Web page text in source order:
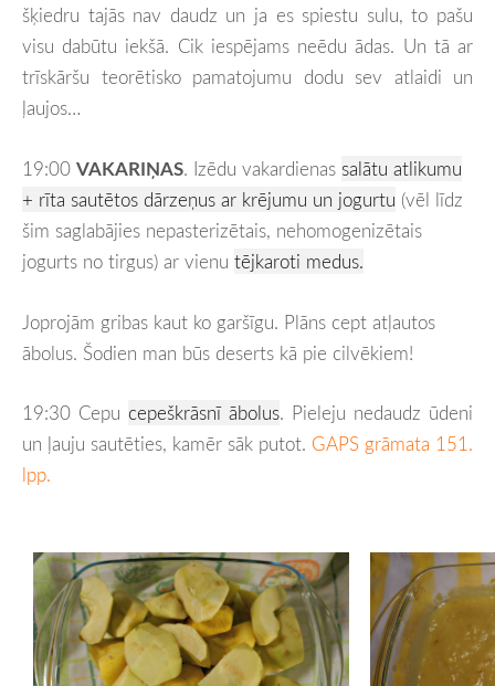
šķiedru tajās nav daudz un ja es spiestu sulu, to pašu
visu dabūtu iekšā. Cik iespējams neēdu ādas. Un tā ar
trīskāršu teorētisko pamatojumu dodu sev atlaidi un
ļaujos…
19:00 VAKARIŅAS. Izēdu vakardienas salātu atlikumu
+ rīta sautētos dārzeņus ar krējumu un jogurtu (vēl līdz
šim saglabājies nepasterizētais, nehomogenizētais
jogurts no tirgus) ar vienu tējkaroti medus.
Joprojām gribas kaut ko garšīgu. Plāns cept atļautos
ābolus. Šodien man būs deserts kā pie cilvēkiem!
19:30 Cepu cepeškrāsnī ābolus. Pieleju nedaudz ūdeni
un ļauju sautēties, kamēr sāk putot. GAPS grāmata 151.
lpp.